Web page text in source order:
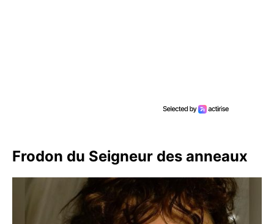
Frodon du Seigneur des anneaux